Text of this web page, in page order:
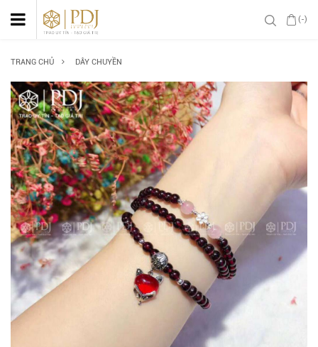
(-)
TRANG CHỦ DÂY CHUYỀN